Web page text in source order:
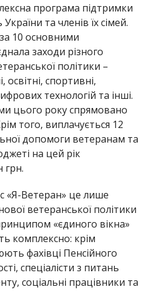
програма підтримки
та членів їх сімей.
10 основними
заходи різного
політики –
освітні, спортивні,
технологій та інші.
цього року спрямовано
того, виплачується 12
допомоги ветеранам та
на цей рік
грн.
«Я-Ветеран» це лише
ветеранської політики
«єдиного вікна»
комплексно: крім
фахівці Пенсійного
спеціалісти з питань
соціальні працівники та